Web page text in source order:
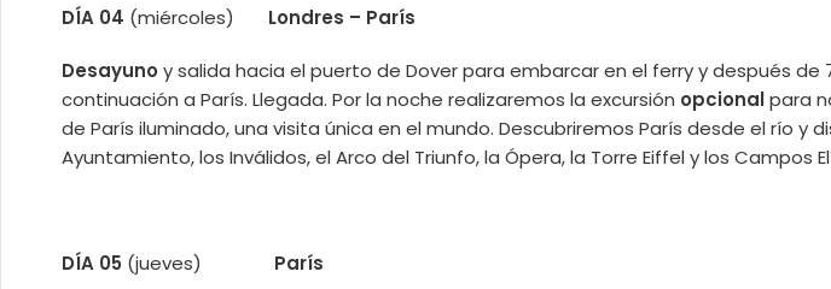
DÍA 04 (miércoles) Londres – París
Desayuno y salida hacia el puerto de Dover para embarcar en el ferry y después
continuación a París. Llegada. Por la noche realizaremos la excursión opcionalpara
de París iluminado, una visita única en el mundo. Descubriremos París desde el río
Ayuntamiento, los Inválidos, el Arco del Triunfo, la Ópera, la Torre Eiffel y los
DÍA 05 (jueves) París